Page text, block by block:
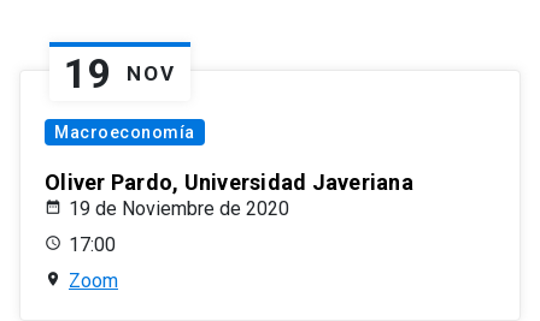
19 NOV
Macroeconomía
Oliver Pardo, Universidad Javeriana
19 de Noviembre de 2020
17:00
Zoom